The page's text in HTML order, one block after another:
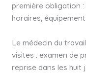
première obligation
horaires,
Le médecin du
visites : examen de
reprise dans les